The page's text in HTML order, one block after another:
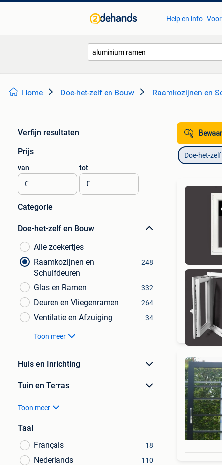
Help en info
Home Doe-het-zelf en Bouw Raamkozijnen en
Verfijn resultaten
Prijs
van
€
tot
€
Categorie
Doe-het-zelf en Bouw
Alle zoekertjes
Raamkozijnen en
Schuifdeuren
248
Glas en Ramen 332
Deuren en Vliegenramen 264
Ventilatie en Afzuiging 34
Toon meer
Huis en Inrichting
Tuin en Terras
Toon meer
Taal
Français
18
Nederlands 110
Doe-het-